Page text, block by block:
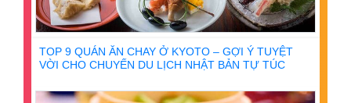
TOP 9 QUÁN ĂN CHAY Ở KYOTO – GỢI Ý TUYỆT
VỜI CHO CHUYẾN DU LỊCH NHẬT BẢN TỰ TÚC